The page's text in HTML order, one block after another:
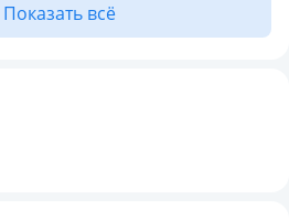
Показать всё